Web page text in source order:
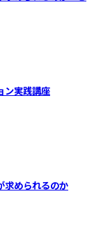
ン実践講座
求められるのか